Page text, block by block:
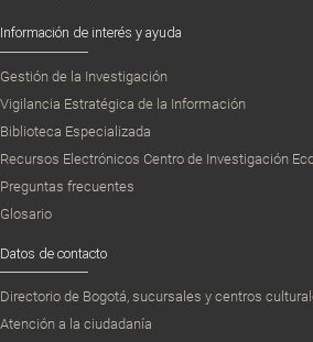
Información de interés y ayuda
Gestión de la Investigación
Vigilancia Estratégica de la Información
Biblioteca Especializada
Recursos Electrónicos Centro de Investigación
Preguntas frecuentes
Glosario
Datos de contacto
Directorio de Bogotá, sucursales y centros
Atención a la ciudadanía